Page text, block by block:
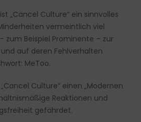
„Cancel Culture“ ein sinnvolles
vermeintlich viel
zum Beispiel Prominente – zur
auf deren Fehlverhalten
MeToo.
Culture“ einen „Modernen
Reaktionen und
gefährdet.